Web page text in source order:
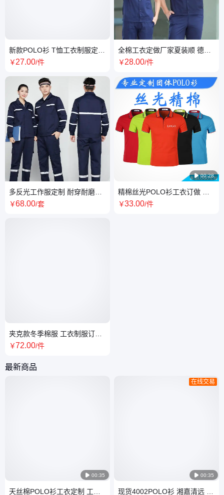
新款POLO衫 T恤工衣制服定制
透气棉涤面料抗皱免烫
￥27.00/件
多反光工作服定制 耐穿耐磨防
撕裂 双线加固翻领设计
￥68.00/套
夹克款冬季棉服 工衣制服订做
工装服装加工厂支持打样
￥72.00/件
全棉工衣定做厂家夏装顺 德工
作服定制厂服批发
￥28.00/件
 00:28
精棉丝光POLO衫工衣订做 湘
磊工装制服 奶茶店工作服
￥33.00/件
最新商品
 00:35
天丝棉POLO衫工衣定制 工作
 00:35
在线交易
现货4002POLO衫 湘嘉清远 工